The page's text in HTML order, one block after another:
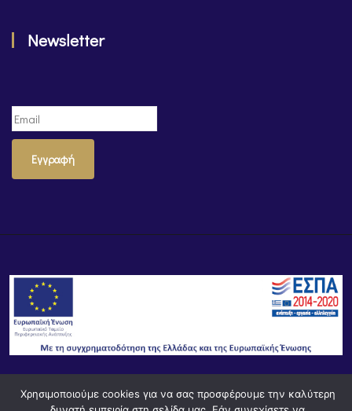
Newsletter
Εγγραφή
© Powered byKnowledge AE
Χρησιμοποιούμε cookies για να σας προσφέρουμε την καλύτερη